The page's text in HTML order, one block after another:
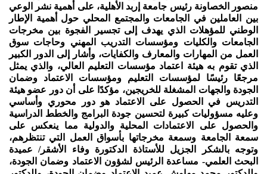
منصور الخصاونة رئيس جامعة إربد الأهلية، على أهمية نشر الوعي
بين العاملين في الجامعات والمجتمع المحلي حول أهمية الإطار
الوطني للمؤهلات الذي يهدف إلى تجسير الفجوة بين مخرجات
الجامعات والكليات ومؤسسات التدريب المهني وحاجات سوق
العمل من المهارات والمعارف والكفايات، وأشار إلى الدور الكبير
الذي تقوم به هيئة اعتماد مؤسسات التعليم العالي، والذي يمثل
مرجعًا رئيسًا لمؤسسات التعليم ومؤسسات الاعتماد وضمان
الجودة والجهات المشغلة للخريجين، مؤكدًا على أن دور عضو هيئة
التدريس في الحصول على الاعتماد هو دور محوري وأساسي
وعليه مسؤوليات كبيرة لتحسين جودة البرامج والخطط الدراسية
والحصول على الاعتمادات المحلية والدولية مما ينعكس على
سمعة الجامعة وسمعة مخرجاتها بأسواق العمل التي تنتظرهم،
وتوجه بالشكر الجزيل للأستاذة الدكتورة وفاء الأشقر/ عميدة
البحث العلمي- مساعدة الرئيس لشؤون الاعتماد وضمان الجودة،